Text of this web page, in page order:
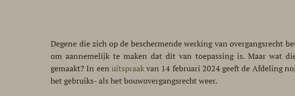
Degene die zich op de beschermende werking van overgangsrecht
om aannemelijk te maken dat dit van toepassing is. Maar wat
gemaakt? In een uitspraakvan 14 februari 2024 geeft de Afdeling
het gebruiks- als het bouwovergangsrecht weer.